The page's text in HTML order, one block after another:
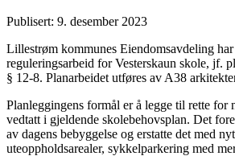
Publisert: 9. desember 2023
Lillestrøm kommunes Eiendomsavdeling
reguleringsarbeid for Vesterskaun skole, jf.
§ 12-8. Planarbeidet utføres av A38
Planleggingens formål er å legge til rette for
vedtatt i gjeldende skolebehovsplan. Det
av dagens bebyggelse og erstatte det med
uteoppholdsarealer, sykkelparkering med